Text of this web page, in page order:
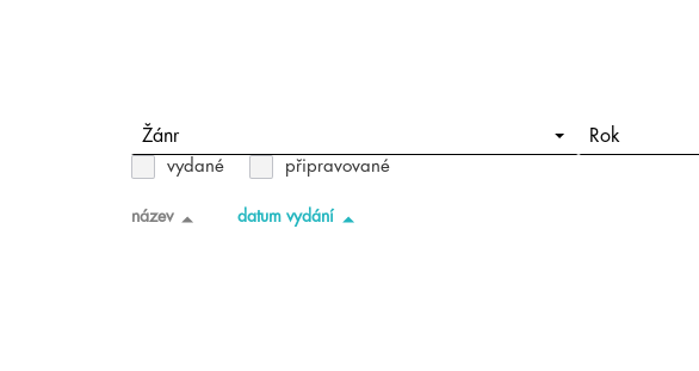
Žánr Rok
vydané připravované
název datum vydání